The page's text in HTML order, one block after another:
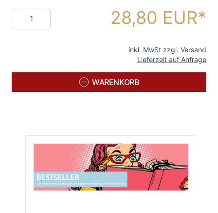
Menge 28,80 EUR
inkl. MwSt zzgl. Versand
Lieferzeit auf Anfrage
WARENKORB